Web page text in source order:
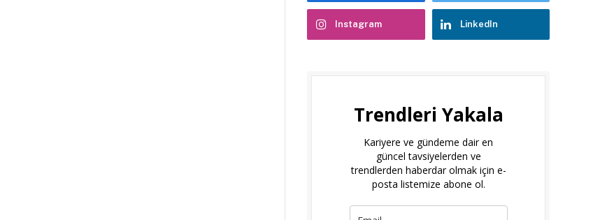
Instagram LinkedIn
Trendleri Yakala
Kariyere ve gündeme dair en
güncel tavsiyelerden ve
trendlerden haberdar olmak için e-
posta listemize abone ol.